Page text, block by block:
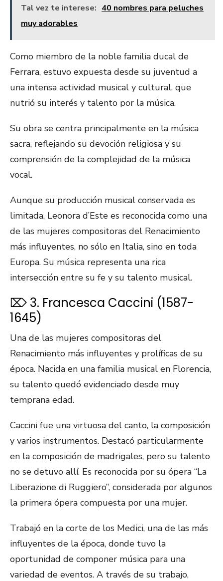
Tal vez te interese: 40 nombres para peluches
muy adorables
Como miembro de la noble familia ducal de
Ferrara, estuvo expuesta desde su juventud a
una intensa actividad musical y cultural, que
nutrió su interés y talento por la música.
Su obra se centra principalmente en la música
sacra, reflejando su devoción religiosa y su
comprensión de la complejidad de la música
vocal.
Aunque su producción musical conservada es
limitada, Leonora d’Este es reconocida como una
de las mujeres compositoras del Renacimiento
más influyentes, no sólo en Italia, sino en toda
Europa. Su música representa una rica
intersección entre su fe y su talento musical.
⌦ 3. Francesca Caccini (1587-
1645)
Una de las mujeres compositoras del
Renacimiento más influyentes y prolíficas de su
época. Nacida en una familia musical en Florencia,
su talento quedó evidenciado desde muy
temprana edad.
Caccini fue una virtuosa del canto, la composición
y varios instrumentos. Destacó particularmente
en la composición de madrigales, pero su talento
no se detuvo allí. Es reconocida por su ópera “La
Liberazione di Ruggiero”, considerada por algunos
la primera ópera compuesta por una mujer.
Trabajó en la corte de los Medici, una de las más
influyentes de la época, donde tuvo la
oportunidad de componer música para una
variedad de eventos. A través de su trabajo,